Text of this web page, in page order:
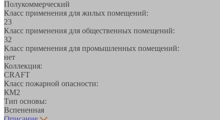
Полукоммерческий
Класс применения для жилых помещений:
23
Класс применения для общественных помещений:
32
Класс применения для промышленных помещений:
нет
Коллекция:
CRAFT
Класс пожарной опасности:
КМ2
Тип основы:
Вспененная